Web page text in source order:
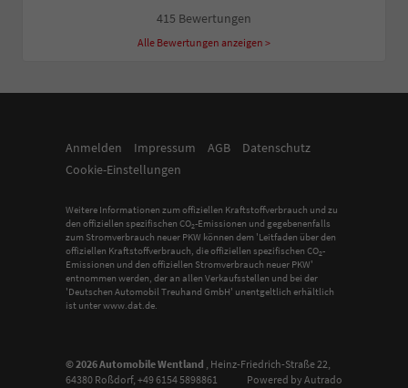
415 Bewertungen
Alle Bewertungen anzeigen >
Anmelden Impressum AGB
Datenschutz
Cookie-Einstellungen
Weitere Informationen zum offiziellen Kraftstoffverbrauch und zu
den offiziellen spezifischen CO2-Emissionen und gegebenenfalls
zum Stromverbrauch neuer PKW können dem 'Leitfaden über den
offiziellen Kraftstoffverbrauch, die offiziellen spezifischen CO2-
Emissionen und den offiziellen Stromverbrauch neuer PKW'
entnommen werden, der an allen Verkaufsstellen und bei der
'Deutschen Automobil Treuhand GmbH' unentgeltlich erhältlich
ist unter www.dat.de.
© 2026Automobile Wentland , Heinz-Friedrich-Straße 22,
64380 Roßdorf, +49 6154 5898861 Powered by Autrado